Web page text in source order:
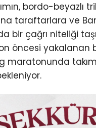
bordo-beyazlı
taraftarlara ve
bir çağrı niteliği
öncesi yakalanan
maratonunda